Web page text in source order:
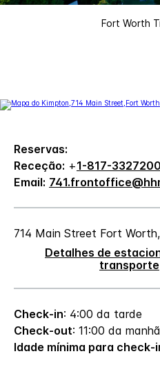
Fort Worth
Reservas:
Receção: +1-817-3327200
Email:
714 Main Street Fort Worth,
Detalhes de
transporte
Check-in: 4:00 da tarde
Check-out: 11:00 da manhã
Idade mínima para check-